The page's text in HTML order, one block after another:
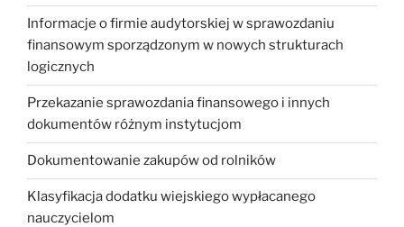
Informacje o firmie audytorskiej w sprawozdaniu
finansowym sporządzonym w nowych strukturach
logicznych
Przekazanie sprawozdania finansowego i innych
dokumentów różnym instytucjom
Dokumentowanie zakupów od rolników
Klasyfikacja dodatku wiejskiego wypłacanego
nauczycielom